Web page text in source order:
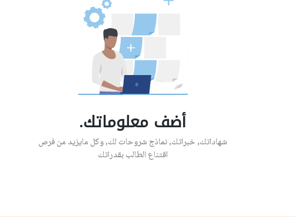
أضف معلوماتك.
شهاداتك, خبراتك, نماذج شروحات لك, وكل مايزيد من فرص
اقتناع الطالب بقدراتك